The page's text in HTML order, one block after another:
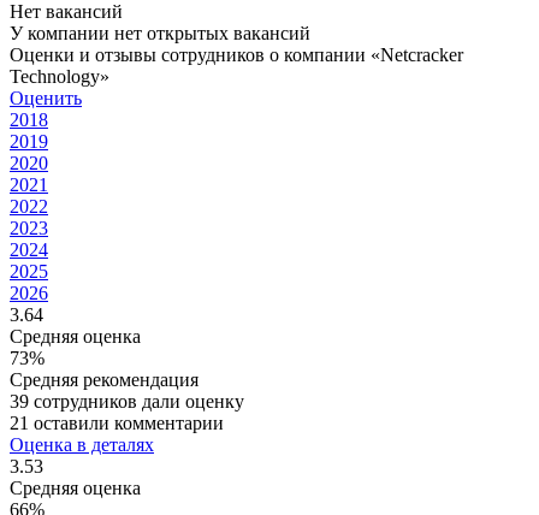
Нет вакансий
У компании нет открытых вакансий
Оценки и отзывы сотрудников о компании «Netcracker
Technology»
Оценить
2018
2019
2020
2021
2022
2023
2024
2025
2026
3.64
Средняя оценка
73%
Средняя рекомендация
39 сотрудников дали оценку
21 оставили комментарии
Оценка в деталях
3.53
Средняя оценка
66%